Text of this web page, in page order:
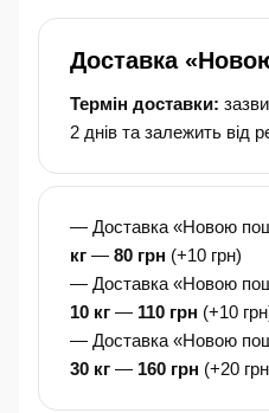
Доставка
Термін доставки:
2 днів та залежить від
— Доставка «Новою
кг — 80 грн (+10 грн)
— Доставка «Новою
10 кг — 110 грн (+10
— Доставка «Новою
30 кг — 160 грн (+20